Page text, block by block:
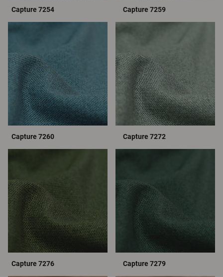
Capture 7254 Capture 7259
Capture 7260 Capture 7272
Capture 7276 Capture 7279